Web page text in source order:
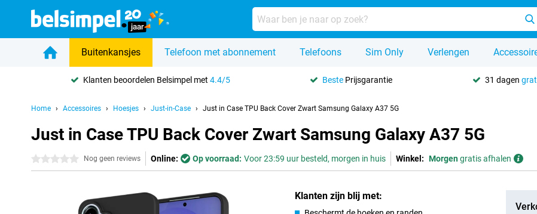
Buitenkansjes Telefoon met abonnement Telefoons Sim Only Verlengen
Klanten beoordelen Belsimpel met4.4/5 Beste Prijsgarantie 31 dagen
Home Accessoires Hoesjes Just-in-Case Just in Case TPU Back Cover Zwart Samsung Galaxy A37 5G
Just in Case TPU Back Cover Zwart Samsung Galaxy A37 5G
0 sterren Nog geen reviews Online: Op voorraad: Voor 23:59 uur besteld, morgen in huis Winkel: Morgengratis afhalen
Klanten zijn blij met: